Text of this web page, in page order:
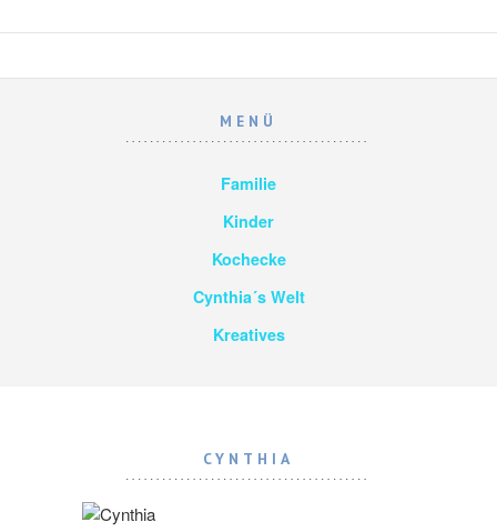
MENÜ
Familie
Kinder
Kochecke
Cynthia´s Welt
Kreatives
CYNTHIA